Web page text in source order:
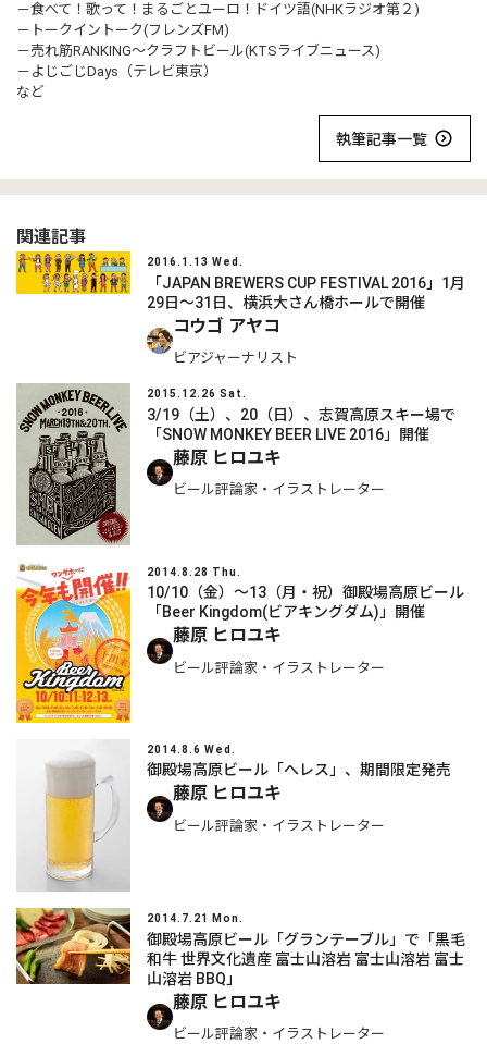
－食べて！歌って！まるごとユーロ！ドイツ語(NHKラジオ第２)
－トークイントーク(フレンズFM)
－売れ筋RANKING～クラフトビール(KTSライブニュース)
－よじごじDays（テレビ東京）
など
執筆記事一覧
関連記事
2016.1.13 Wed.
「JAPAN BREWERS CUP FESTIVAL 2016」1月
29日～31日、横浜大さん橋ホールで開催
コウゴ アヤコ
ビアジャーナリスト
2015.12.26 Sat.
3/19（土）、20（日）、志賀高原スキー場で
「SNOW MONKEY BEER LIVE 2016」開催
藤原 ヒロユキ
ビール評論家・イラストレーター
2014.8.28 Thu.
10/10（金）～13（月・祝）御殿場高原ビール
「Beer Kingdom(ビアキングダム)」開催
藤原 ヒロユキ
ビール評論家・イラストレーター
2014.8.6 Wed.
御殿場高原ビール「へレス」、期間限定発売
藤原 ヒロユキ
ビール評論家・イラストレーター
2014.7.21 Mon.
御殿場高原ビール「グランテーブル」で「黒毛
和牛 世界文化遺産 富士山溶岩 富士山溶岩 富士
山溶岩 BBQ」
藤原 ヒロユキ
ビール評論家・イラストレーター